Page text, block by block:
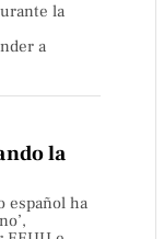
la
a
la
español ha